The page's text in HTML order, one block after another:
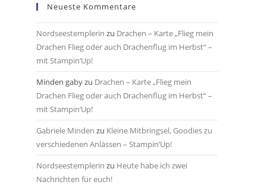
Neueste Kommentare
Nordseestemplerin zu Drachen – Karte „Flieg mein
Drachen Flieg oder auch Drachenflug im Herbst“ –
mit Stampin’Up!
Minden gabyzu Drachen – Karte „Flieg mein
Drachen Flieg oder auch Drachenflug im Herbst“ –
mit Stampin’Up!
Gabriele Minden zu Kleine Mitbringsel, Goodies zu
verschiedenen Anlässen – Stampin’Up!
Nordseestemplerin zu Heute habe ich zwei
Nachrichten für euch!